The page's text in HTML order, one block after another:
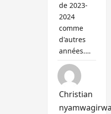
de 2023-
2024
comme
d'autres
années.…
Christian